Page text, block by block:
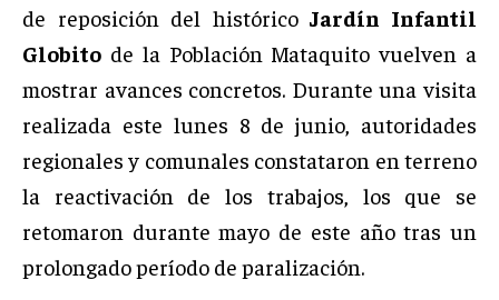
de reposición del históricoJardín Infantil
Globito de la Población Mataquito vuelven a
mostrar avances concretos. Durante una visita
realizada este lunes 8 de junio, autoridades
regionales y comunales constataron en terreno
la reactivación de los trabajos, los que se
retomaron durante mayo de este año tras un
prolongado período de paralización.